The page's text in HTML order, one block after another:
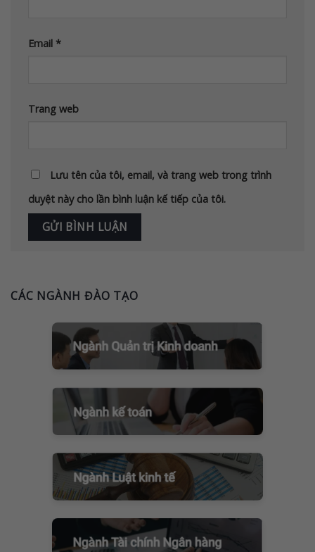
Email *
Trang web
Lưu tên của tôi, email, và trang web trong trình
duyệt này cho lần bình luận kế tiếp của tôi.
CÁC NGÀNH ĐÀO TẠO